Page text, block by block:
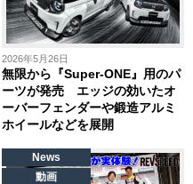
2026年5月26日
無限から『Super-ONE』用のパ
ーツが発売 エッジの効いたオ
ーバーフェンダーや鍛造アルミ
ホイールなどを展開
News
動画